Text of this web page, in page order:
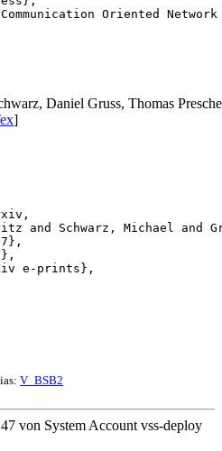
Oriented
Daniel Gruss, Thomas
]
and Schwarz, Michael and
e-prints},
V_BSB2
von System Account vss-deploy